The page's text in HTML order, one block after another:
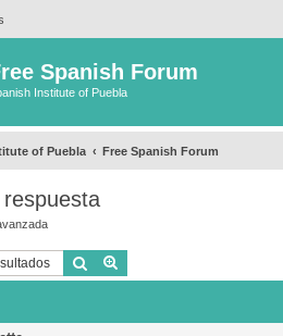
Spanish Forum
Institute of Puebla
of Puebla Free Spanish Forum
Buscar